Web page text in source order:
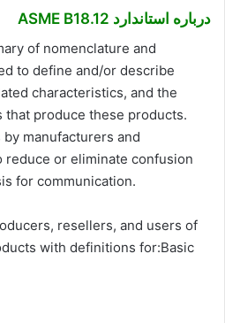
درباره استاندارد ASME B18.12
of nomenclature and
to define and/or describe
characteristics, and the
that produce these products.
manufacturers and
or eliminate confusion
for communication.
resellers, and users of
with definitions for:Basic